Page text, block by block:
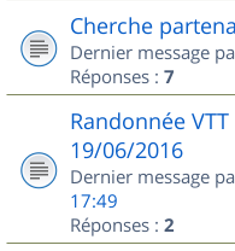
Cherche
Dernier message
Réponses : 7
Randonnée VTT
19/06/2016
Dernier message
17:49
Réponses : 2